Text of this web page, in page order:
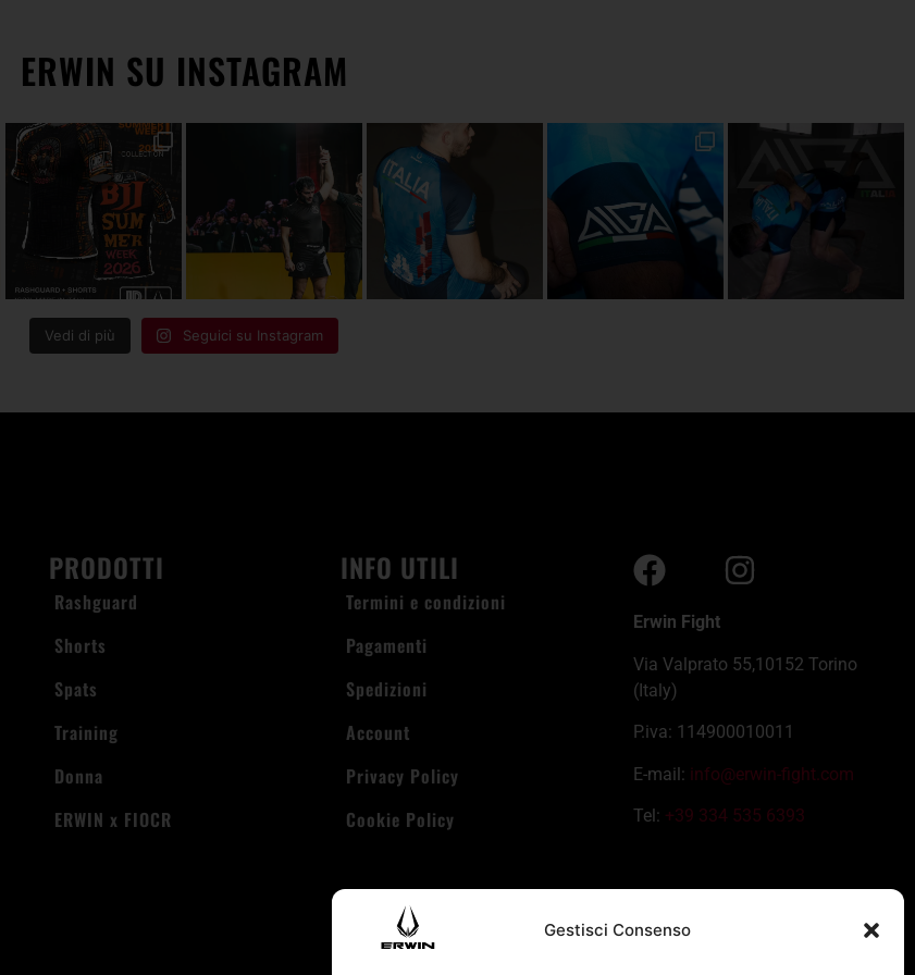
Gestisci Consenso
ERWIN SU INSTAGRAM
Vedi di più Seguici su Instagram
PRODOTTI
Rashguard
Shorts
Spats
Training
Donna
ERWIN x FIOCR
INFO UTILI
Termini e condizioni
Pagamenti
Spedizioni
Account
Privacy Policy
Cookie Policy
Erwin Fight
Via Valprato 55,10152 Torino
(Italy)
P.iva: 114900010011
E-mail: info@erwin-fight.com
Tel: +39 334 535 6393